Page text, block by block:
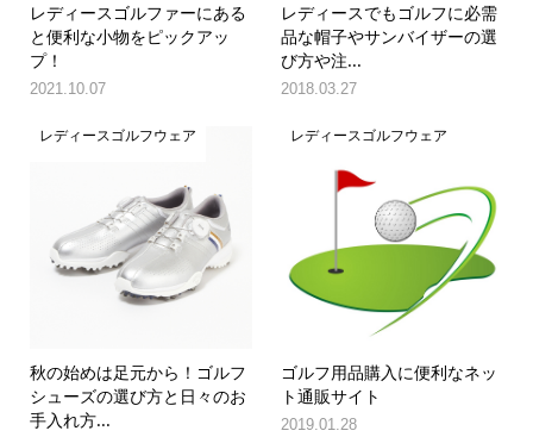
レディースゴルファーにある
と便利な小物をピックアッ
プ！
2021.10.07
レディースでもゴルフに必需
品な帽子やサンバイザーの選
び方や注...
2018.03.27
レディースゴルフウェア
秋の始めは足元から！ゴルフ
シューズの選び方と日々のお
手入れ方...
レディースゴルフウェア
ゴルフ用品購入に便利なネッ
ト通販サイト
2019.01.28